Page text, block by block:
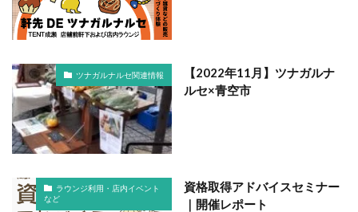
ツナガルナルセ関連情報
【2022年11月】ツナガルナ
ルセ×青空市
ラウンジ利用・店内イベント
など
資格取得アドバイスセミナー
｜開催レポート